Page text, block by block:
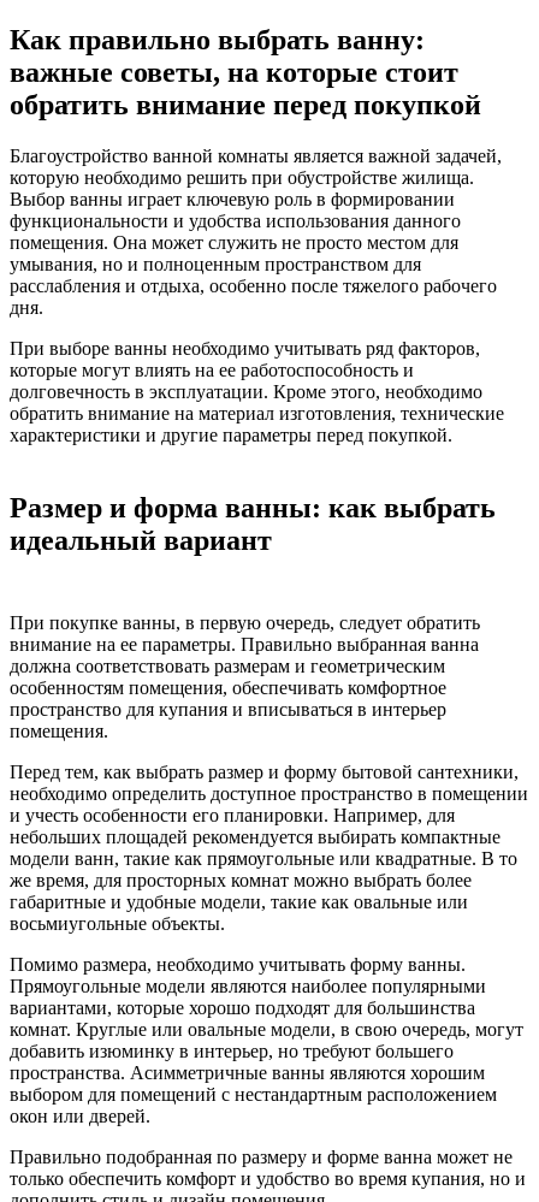
Как правильно выбрать ванну:
важные советы, на которые стоит
обратить внимание перед покупкой
Благоустройство ванной комнаты является важной задачей,
которую необходимо решить при обустройстве жилища.
Выбор ванны играет ключевую роль в формировании
функциональности и удобства использования данного
помещения. Она может служить не просто местом для
умывания, но и полноценным пространством для
расслабления и отдыха, особенно после тяжелого рабочего
дня.
При выборе ванны необходимо учитывать ряд факторов,
которые могут влиять на ее работоспособность и
долговечность в эксплуатации. Кроме этого, необходимо
обратить внимание на материал изготовления, технические
характеристики и другие параметры перед покупкой.
Размер и форма ванны: как выбрать
идеальный вариант
При покупке ванны, в первую очередь, следует обратить
внимание на ее параметры. Правильно выбранная ванна
должна соответствовать размерам и геометрическим
особенностям помещения, обеспечивать комфортное
пространство для купания и вписываться в интерьер
помещения.
Перед тем, как выбрать размер и форму бытовой сантехники,
необходимо определить доступное пространство в помещении
и учесть особенности его планировки. Например, для
небольших площадей рекомендуется выбирать компактные
модели ванн, такие как прямоугольные или квадратные. В то
же время, для просторных комнат можно выбрать более
габаритные и удобные модели, такие как овальные или
восьмиугольные объекты.
Помимо размера, необходимо учитывать форму ванны.
Прямоугольные модели являются наиболее популярными
вариантами, которые хорошо подходят для большинства
комнат. Круглые или овальные модели, в свою очередь, могут
добавить изюминку в интерьер, но требуют большего
пространства. Асимметричные ванны являются хорошим
выбором для помещений с нестандартным расположением
окон или дверей.
Правильно подобранная по размеру и форме ванна может не
только обеспечить комфорт и удобство во время купания, но и